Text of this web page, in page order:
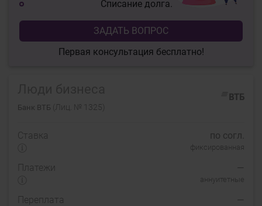
Списание долга.
ЗАДАТЬ ВОПРОС
Первая консультация бесплатно!
Банк ВТБ (Лиц. № 1325)
Ставка по согл.
фиксированная
Платежи —
аннуитетные
Переплата —